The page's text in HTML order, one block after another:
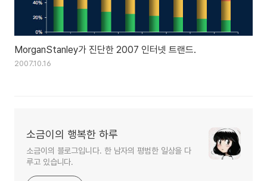
MorganStanley가 진단한 2007 인터넷 트랜드.
2007.10.16
소금이의 행복한 하루
소금이의 블로그입니다. 한 남자의 평범한 일상을 다
루고 있습니다.